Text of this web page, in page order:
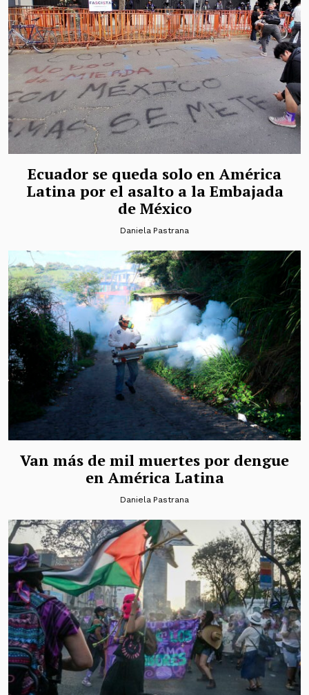
Ecuador se queda solo en América
Latina por el asalto a la Embajada
de México
Daniela Pastrana
Van más de mil muertes por dengue
en América Latina
Daniela Pastrana